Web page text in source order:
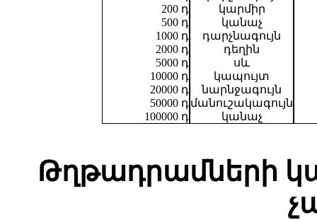
200 դ
կարմիր
500 դ
կանաչ
1000 դ
դարչնագույն
2000 դ
դեղին
5000 դ
սև
10000 դ
կապույտ
20000 դ
նարնջագույն
50000 դմանուշակագույն
100000 դ
կանաչ
Թղթադրամների